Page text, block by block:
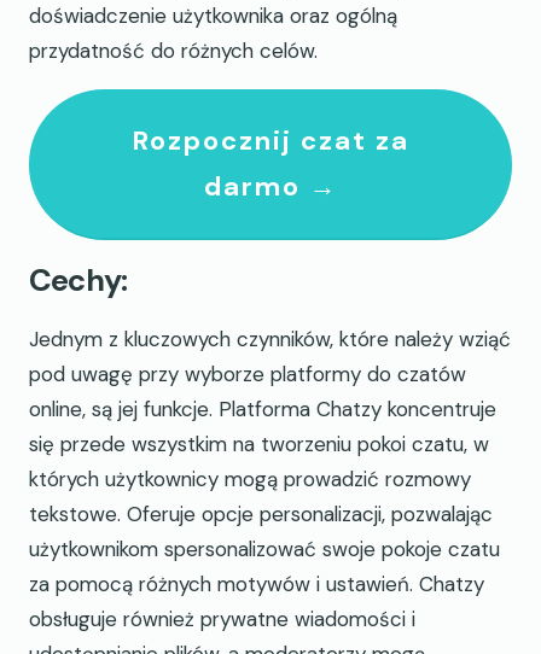
doświadczenie użytkownika oraz ogólną
przydatność do różnych celów.
Rozpocznij czat za
darmo →
Cechy:
Jednym z kluczowych czynników, które należy wziąć
pod uwagę przy wyborze platformy do czatów
online, są jej funkcje. Platforma Chatzy koncentruje
się przede wszystkim na tworzeniu pokoi czatu, w
których użytkownicy mogą prowadzić rozmowy
tekstowe. Oferuje opcje personalizacji, pozwalając
użytkownikom spersonalizować swoje pokoje czatu
za pomocą różnych motywów i ustawień. Chatzy
obsługuje również prywatne wiadomości i